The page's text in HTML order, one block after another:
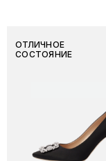
ОТЛИЧНОЕ
СОСТОЯНИЕ